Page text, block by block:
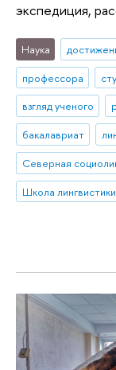
экспедиция,
Наука
профессора
взгляд ученого
бакалавриат
Школа лингвистики